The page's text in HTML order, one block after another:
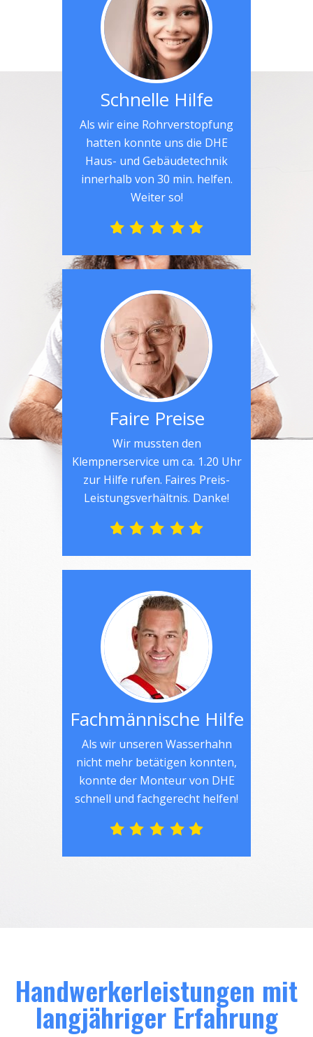
Schnelle Hilfe
Als wir eine Rohrverstopfung
hatten konnte uns die DHE
Haus- und Gebäudetechnik
innerhalb von 30 min. helfen.
Weiter so!
Faire Preise
Wir mussten den
Klempnerservice um ca. 1.20 Uhr
zur Hilfe rufen. Faires Preis-
Leistungsverhältnis. Danke!
Fachmännische Hilfe
Als wir unseren Wasserhahn
nicht mehr betätigen konnten,
konnte der Monteur von DHE
schnell und fachgerecht helfen!
Handwerkerleistungen mit
langjähriger Erfahrung